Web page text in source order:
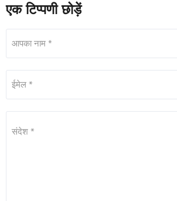
एक टिप्पणी छोड़ें
आपका नाम *
ईमेल *
संदेश *